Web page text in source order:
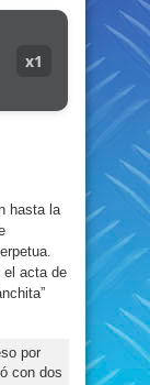
x1
hasta la
el acta de